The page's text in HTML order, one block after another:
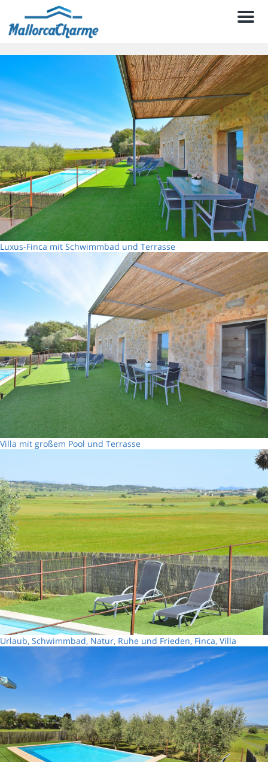
Menu
Luxus-Finca mit Schwimmbad und Terrasse
Villa mit großem Pool und Terrasse
Urlaub, Schwimmbad, Natur, Ruhe und Frieden, Finca, Villa